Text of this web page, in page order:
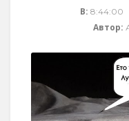
В: 8:44:00
Автор: